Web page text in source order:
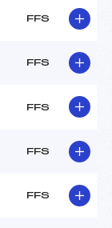
FFS
FFS
FFS
FFS
FFS